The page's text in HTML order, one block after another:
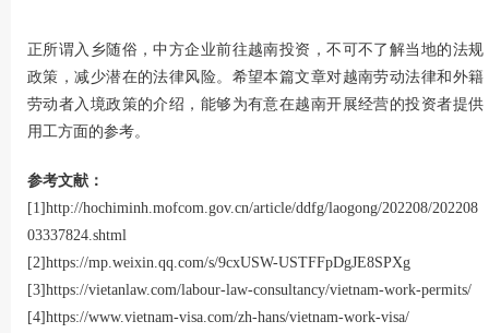
正所谓入乡随俗，中方企业前往越南投资，不可不了解当地的法规
政策，减少潜在的法律风险。希望本篇文章对越南劳动法律和外籍
劳动者入境政策的介绍，能够为有意在越南开展经营的投资者提供
用工方面的参考。
参考文献：
[1]http://hochiminh.mofcom.gov.cn/article/ddfg/laogong/202208/202208
03337824.shtml
[2]https://mp.weixin.qq.com/s/9cxUSW-USTFFpDgJE8SPXg
[3]https://vietanlaw.com/labour-law-consultancy/vietnam-work-permits/
[4]https://www.vietnam-visa.com/zh-hans/vietnam-work-visa/